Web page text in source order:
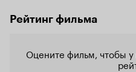
Рейтинг фильма
Оцените фильм, чтобы